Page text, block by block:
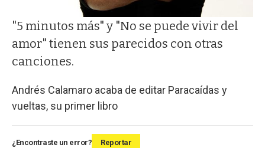
"5 minutos más" y "No se puede vivir del
amor" tienen sus parecidos con otras
canciones.
Andrés Calamaro acaba de editar Paracaídas y
vueltas, su primer libro
¿Encontraste un error? Reportar